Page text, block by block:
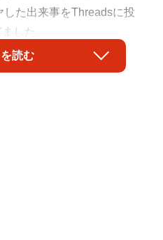
した出来事をThreadsに投
した。
読む